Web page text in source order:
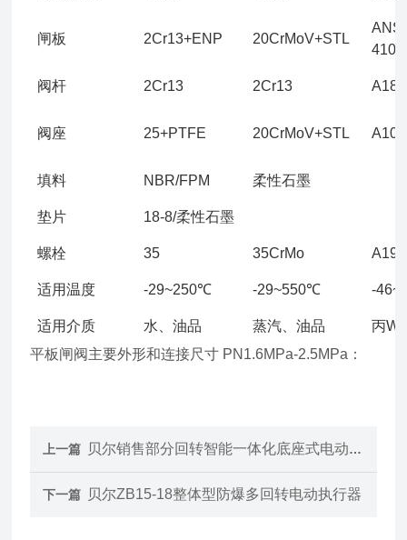
闸板 2Cr13+ENP 20CrMoV+STL
ANSI
阀杆 2Cr13 2Cr13
阀座 25+PTFE 20CrMoV+STL
填料 NBR/FPM 柔性石墨
垫片 18-8/柔性石墨
螺栓 35 35CrMo
适用温度 -29~250℃ -29~550℃ -
适用介质 水、油品 蒸汽、油品
丙
平板闸阀主要外形和连接尺寸 PN1.6MPa-2.5MPa：
上一篇 贝尔销售部分回转智能一体化底座式电动装置
下一篇 贝尔ZB15-18整体型防爆多回转电动执行器